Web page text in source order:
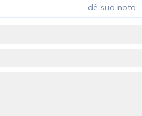
dê sua nota: